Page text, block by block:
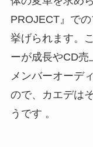
PROJECT』で
挙げられます。
ーが成長やCD売
メンバーオーデ
ので、カエデは
うです​ ​。